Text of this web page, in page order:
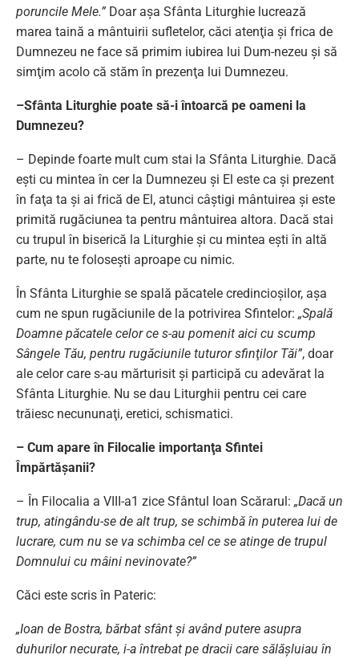
poruncile Mele.” Doar aşa Sfânta Liturghie lucrează
marea taină a mântuirii sufletelor, căci atenţia şi frica de
Dumnezeu ne face să primim iubirea lui Dum-nezeu şi să
simţim acolo că stăm în prezenţa lui Dumnezeu.
–Sfânta Liturghie poate să-i întoarcă pe oameni la
Dumnezeu?
– Depinde foarte mult cum stai la Sfânta Liturghie. Dacă
eşti cu mintea în cer la Dumnezeu şi El este ca şi prezent
în faţa ta şi ai frică de El, atunci câştigi mântuirea şi este
primită rugăciunea ta pentru mântuirea altora. Dacă stai
cu trupul în biserică la Liturghie şi cu mintea eşti în altă
parte, nu te foloseşti aproape cu nimic.
În Sfânta Liturghie se spală păcatele credincioşilor, aşa
cum ne spun rugăciunile de la potrivirea Sfintelor: „Spală
Doamne păcatele celor ce s-au pomenit aici cu scump
Sângele Tău, pentru rugăciunile tuturor sfinţilor Tăi”, doar
ale celor care s-au mărturisit şi participă cu adevărat la
Sfânta Liturghie. Nu se dau Liturghii pentru cei care
trăiesc necununaţi, eretici, schismatici.
– Cum apare în Filocalie importanţa Sfintei
Împărtăşanii?
– În Filocalia a VIII-a1 zice Sfântul Ioan Scărarul: „Dacă un
trup, atingându-se de alt trup, se schimbă în puterea lui de
lucrare, cum nu se va schimba cel ce se atinge de trupul
Domnului cu mâini nevinovate?”
Căci este scris în Pateric:
„Ioan de Bostra, bărbat sfânt şi având putere asupra
duhurilor necurate, i-a întrebat pe dracii care sălăşluiau în